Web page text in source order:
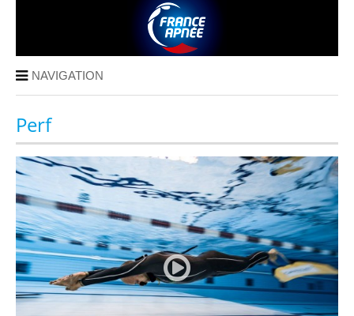
NAVIGATION
Perf